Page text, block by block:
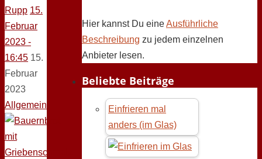
Rupp 15.
Februar
2023 -
16:45 15.
Februar
2023
Allgemein
Hier kannst Du eineAusführliche
Beschreibung zu jedem einzelnen
Anbieter lesen.
Beliebte Beiträge
Einfrieren mal
anders (im Glas)